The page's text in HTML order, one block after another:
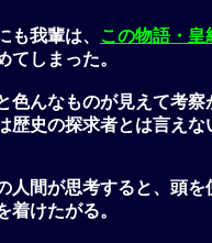
も我輩は、 この物語・皇
てしまった。
色んなものが見えて考
歴史の探求者とは言えな
人間が思考すると、頭
着けたがる。